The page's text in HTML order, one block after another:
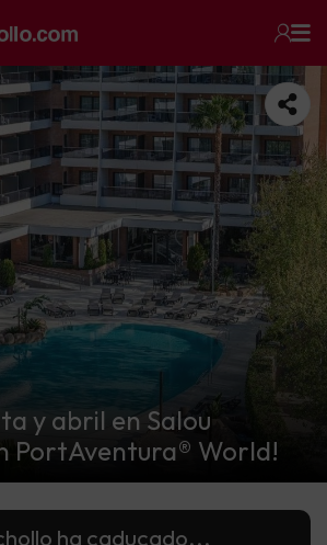
y abril en Salou
PortAventura® World!
ha caducado...